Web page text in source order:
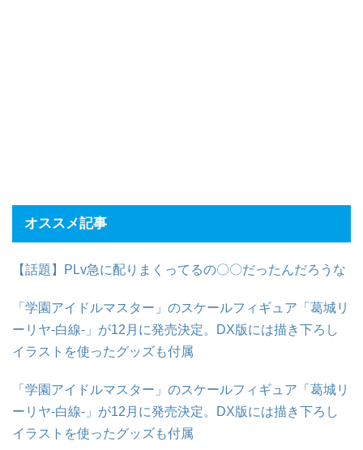
オススメ記事
【話題】PLv急に配りまくってるの〇〇だったんだろうな
「学園アイドルマスター」のスケールフィギュア「葛城リ
ーリヤ-白線-」が12月に発売決定。DX版には描き下ろし
イラストを使ったグッズも付属
「学園アイドルマスター」のスケールフィギュア「葛城リ
ーリヤ-白線-」が12月に発売決定。DX版には描き下ろし
イラストを使ったグッズも付属